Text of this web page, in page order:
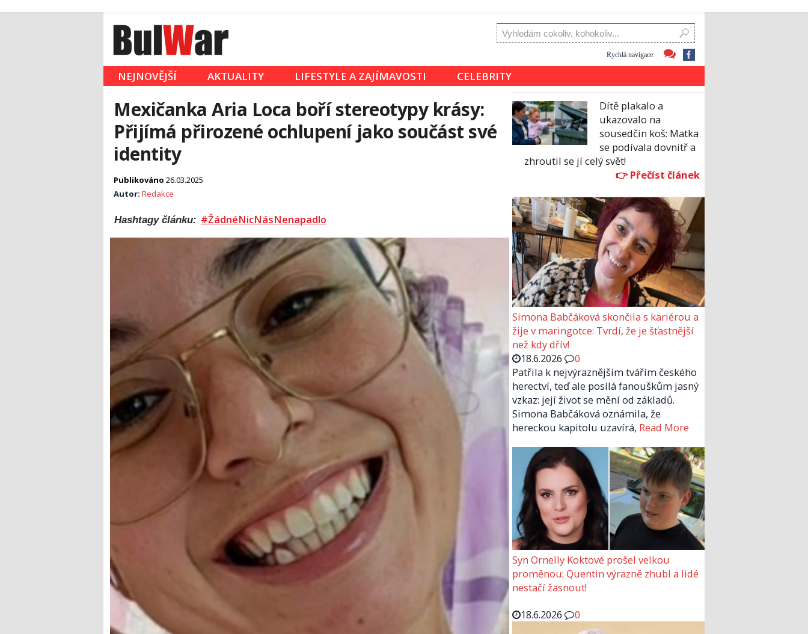
Rychlá navigace:
NEJNOVĚJŠÍ AKTUALITY LIFESTYLE A ZAJÍMAVOSTI CELEBRITY
Mexičanka Aria Loca boří stereotypy krásy:
Přijímá přirozené ochlupení jako součást své
identity
Publikováno 26.03.2025
Autor: Redakce
Hashtagy článku: #ŽádnéNicNásNenapadlo
Dítě plakalo a
ukazovalo na
sousedčin koš: Matka
se podívala dovnitř a
zhroutil se jí celý svět!
Simona Babčáková skončila s kariérou a
žije v maringotce: Tvrdí, že je šťastnější
než kdy dřív!
18.6.2026
0
Patřila k nejvýraznějším tvářím českého
herectví, teď ale posílá fanouškům jasný
vzkaz: její život se mění od základů.
Simona Babčáková oznámila, že
hereckou kapitolu uzavírá, Read More
Syn Ornelly Koktové prošel velkou
proměnou: Quentin výrazně zhubl a lidé
nestačí žasnout!
18.6.2026
0